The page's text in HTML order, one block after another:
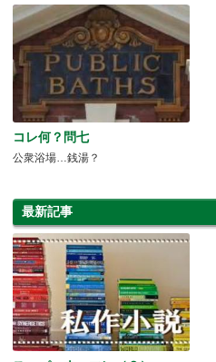
コレ何？問七
公衆浴場…銭湯？
最新記事